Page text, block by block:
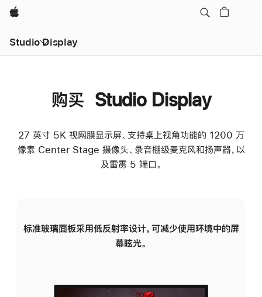
Apple
Studio Display
购买 Studio Display
27 英寸 5K 视网膜显示屏、支持桌上视角功能的 1200 万
像素 Center Stage 摄像头、录音棚级麦克风和扬声器，以
及雷雳 5 端口。
标准玻璃面板采用低反射率设计，可减少使用环境中的屏
幕眩光。